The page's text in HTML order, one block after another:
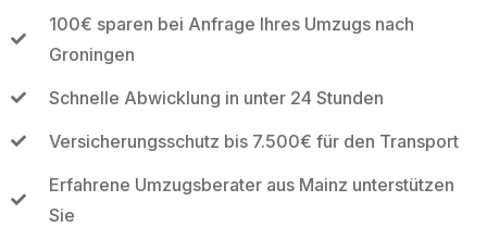
100€ sparen bei Anfrage Ihres Umzugs nach
Groningen
Schnelle Abwicklung in unter 24 Stunden
Versicherungsschutz bis 7.500€ für den Transport
Erfahrene Umzugsberater aus Mainz unterstützen
Sie